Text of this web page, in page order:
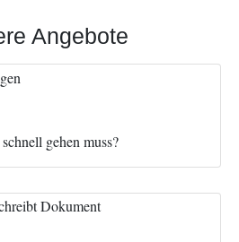
Angebote
gehen muss?